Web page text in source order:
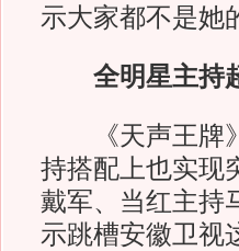
示大家都不是她
全明星主持
《天声王牌》
持搭配上也实现
戴军、当红主持
示跳槽安徽卫视